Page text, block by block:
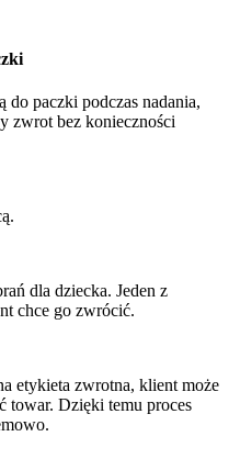
do paczki podczas nadania,
zwrot bez konieczności
dla dziecka. Jeden z
chce go zwrócić.
etykieta zwrotna, klient może
towar. Dzięki temu proces